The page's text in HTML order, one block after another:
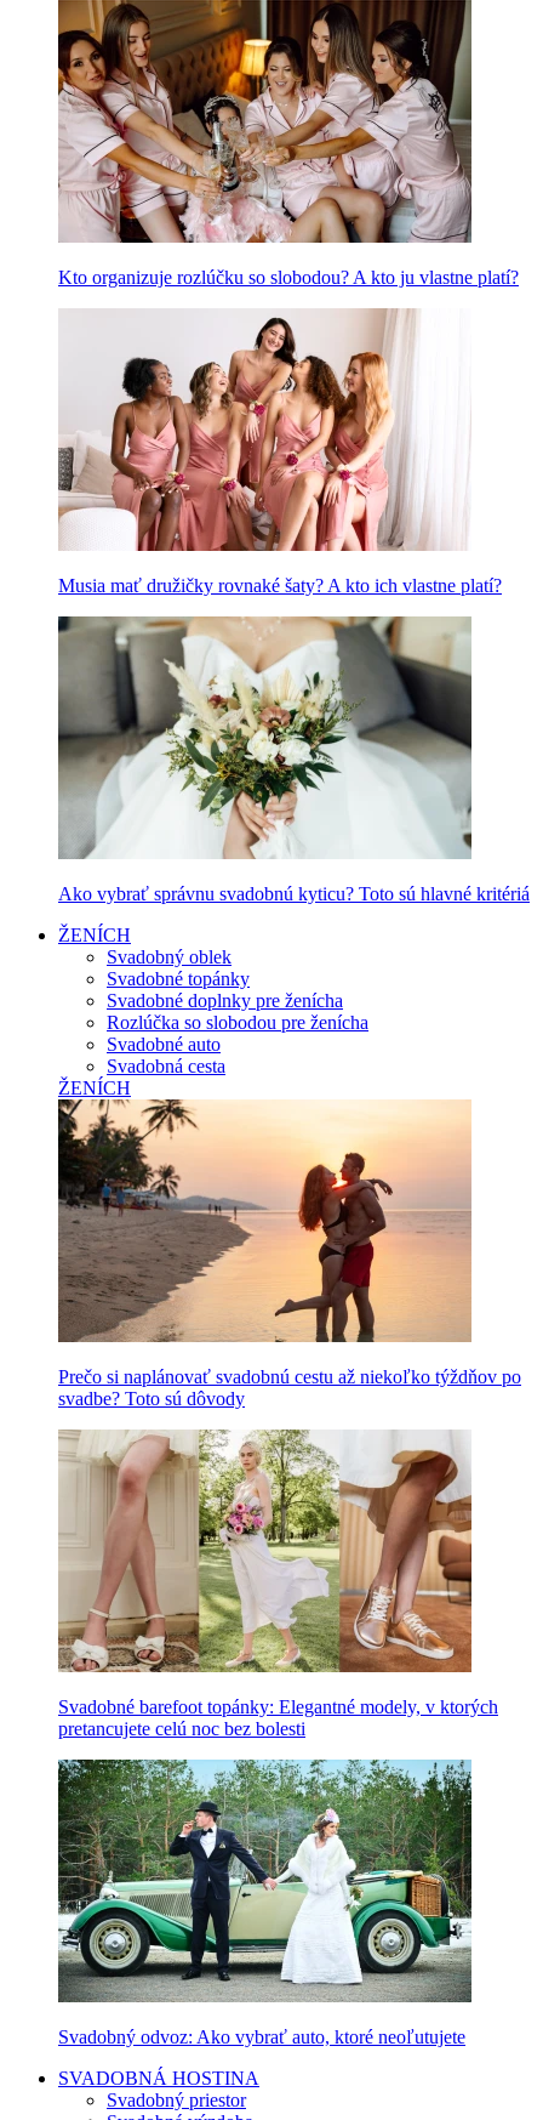
Kto organizuje rozlúčku so slobodou? A kto ju vlastne platí?
Musia mať družičky rovnaké šaty? A kto ich vlastne platí?
Ako vybrať správnu svadobnú kyticu? Toto sú hlavné kritériá
ŽENÍCH
Svadobný oblek
Svadobné topánky
Svadobné doplnky pre ženícha
Rozlúčka so slobodou pre ženícha
Svadobné auto
Svadobná cesta
ŽENÍCH
Prečo si naplánovať svadobnú cestu až niekoľko týždňov po
svadbe? Toto sú dôvody
Svadobné barefoot topánky: Elegantné modely, v ktorých
pretancujete celú noc bez bolesti
Svadobný odvoz: Ako vybrať auto, ktoré neoľutujete
SVADOBNÁ HOSTINA
Svadobný priestor